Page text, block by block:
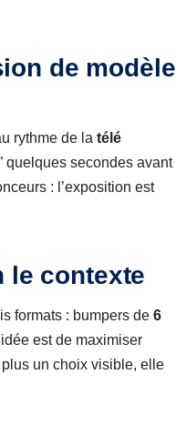
de modèle
rythme de la télé
quelques secondes avant
: l’exposition est
le contexte
formats : bumpers de 6
est de maximiser
plus un choix visible, elle